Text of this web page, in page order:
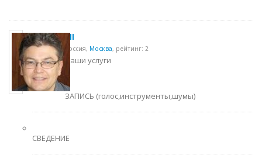
all
Россия, Москва, рейтинг: 2
Наши услуги
ЗАПИСЬ (голос,инструменты,шумы)
СВЕДЕНИЕ